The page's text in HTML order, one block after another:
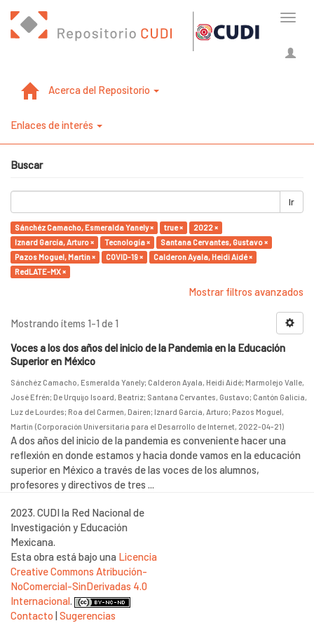
Acerca del Repositorio
Enlaces de interés
Buscar
Ir
Sánchéz Camacho, Esmeralda Yanely × true ×
2022 ×
Iznard García, Arturo ×
Tecnología ×
Santana Cervantes, Gustavo ×
Pazos Moguel, Martin ×
COVID-19 ×
Calderon Ayala, Heidi Aidé ×
RedLATE-MX ×
Mostrar filtros avanzados
Mostrando ítems 1-1 de 1
Voces a los dos años del inicio de la Pandemia en la Educación
Superior en México
Sánchéz Camacho, Esmeralda Yanely; Calderon Ayala, Heidi Aidé; Marmolejo Valle,
José Efrén; De Urquijo Isoard, Beatriz; Santana Cervantes, Gustavo; Cantón Galicia,
Luz de Lourdes; Roa del Carmen, Dairen; Iznard García, Arturo; Pazos Moguel,
Martin (Corporación Universitaria para el Desarrollo de Internet, 2022-04-21)
A dos años del inicio de la pandemia es conveniente hacer una
reflexión en donde estamos y hacia donde vamos en la educación
superior en México a través de las voces de los alumnos,
profesores y directivos de tres ...
2023. CUDI la Red Nacional de
Investigación y Educación
Mexicana.
Esta obra está bajo una Licencia
Creative Commons Atribución-
NoComercial-SinDerivadas 4.0
Internacional.
Contacto |Sugerencias